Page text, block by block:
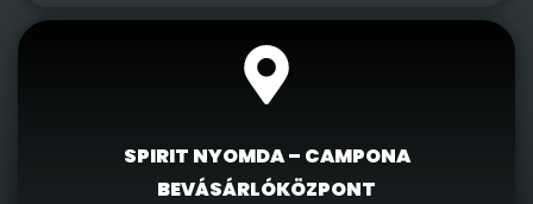
SPIRIT NYOMDA – CAMPONA
BEVÁSÁRLÓKÖZPONT